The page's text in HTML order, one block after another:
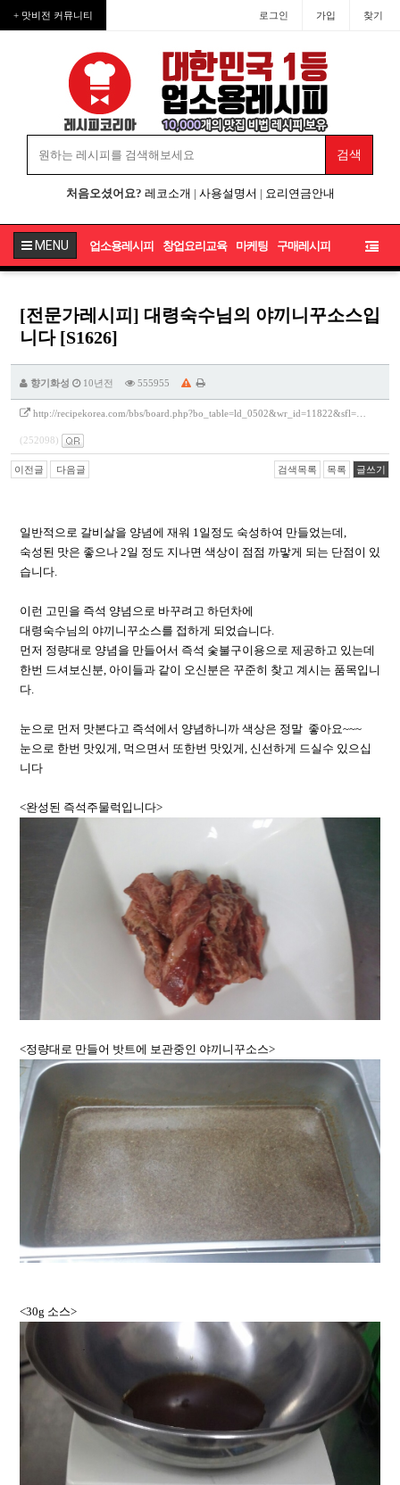
+ 맛비전 커뮤니티 로그인 가입 찾기
처음오셨어요? 레코소개 | 사용설명서 | 요리연금안내
MENU 업소용레시피 창업요리교육 마케팅 구매레시피
[전문가레시피] 대령숙수님의 야끼니꾸소스입
니다 [S1626]
향기화성 10년전 555955
http://recipekorea.com/bbs/board.php?bo_table=ld_0502&wr_id=11822&sfl=…
(252098)
이전글 다음글 검색목록 목록 글쓰기
일반적으로 갈비살을 양념에 재워 1일정도 숙성하여 만들었는데,
숙성된 맛은 좋으나 2일 정도 지나면 색상이 점점 까맣게 되는 단점이 있
습니다.
이런 고민을 즉석 양념으로 바꾸려고 하던차에
대령숙수님의 야끼니꾸소스를 접하게 되었습니다.
먼저 정량대로 양념을 만들어서 즉석 숯불구이용으로 제공하고 있는데
한번 드셔보신분, 아이들과 같이 오신분은 꾸준히 찾고 계시는 품목입니
다.
눈으로 먼저 맛본다고 즉석에서 양념하니까 색상은 정말 좋아요~~~
눈으로 한번 맛있게, 먹으면서 또한번 맛있게, 신선하게 드실수 있으십
니다
<완성된 즉석주물럭입니다>
<정량대로 만들어 밧트에 보관중인 야끼니꾸소스>
<30g 소스>